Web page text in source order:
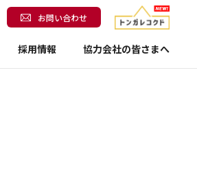
採用情報 協力会社の皆さまへ
お問い合わせ